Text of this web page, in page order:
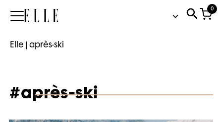
Elle
0
Elle après-ski
#après-ski